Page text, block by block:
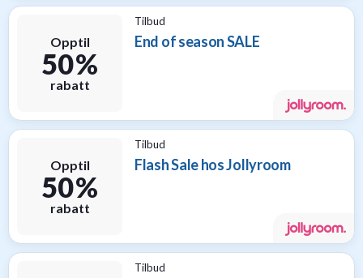
Opptil
50 %
rabatt
Tilbud
End of season SALE
Opptil
50 %
rabatt
Tilbud
Flash Sale hos Jollyroom
Tilbud